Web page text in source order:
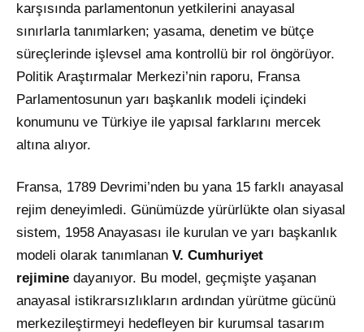
karşısında parlamentonun yetkilerini anayasal
sınırlarla tanımlarken; yasama, denetim ve bütçe
süreçlerinde işlevsel ama kontrollü bir rol öngörüyor.
Politik Araştırmalar Merkezi’nin raporu, Fransa
Parlamentosunun yarı başkanlık modeli içindeki
konumunu ve Türkiye ile yapısal farklarını mercek
altına alıyor.
Fransa, 1789 Devrimi’nden bu yana 15 farklı anayasal
rejim deneyimledi. Günümüzde yürürlükte olan siyasal
sistem, 1958 Anayasası ile kurulan ve yarı başkanlık
modeli olarak tanımlanan V. Cumhuriyet
rejimine dayanıyor. Bu model, geçmişte yaşanan
anayasal istikrarsızlıkların ardından yürütme gücünü
merkezileştirmeyi hedefleyen bir kurumsal tasarım